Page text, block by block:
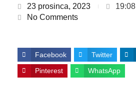
23 prosinca, 2023 19:08
No Comments
Facebook Twitter
Pinterest WhatsApp